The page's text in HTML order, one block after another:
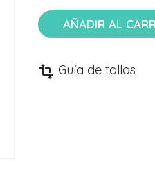
AÑADIR AL
transform Guía de tallas